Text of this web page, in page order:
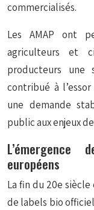
commercialisés.
Les AMAP ont
agriculteurs et
producteurs une
contribué à
une demande
public aux enjeux
européens
La fin du 20e
de labels bio